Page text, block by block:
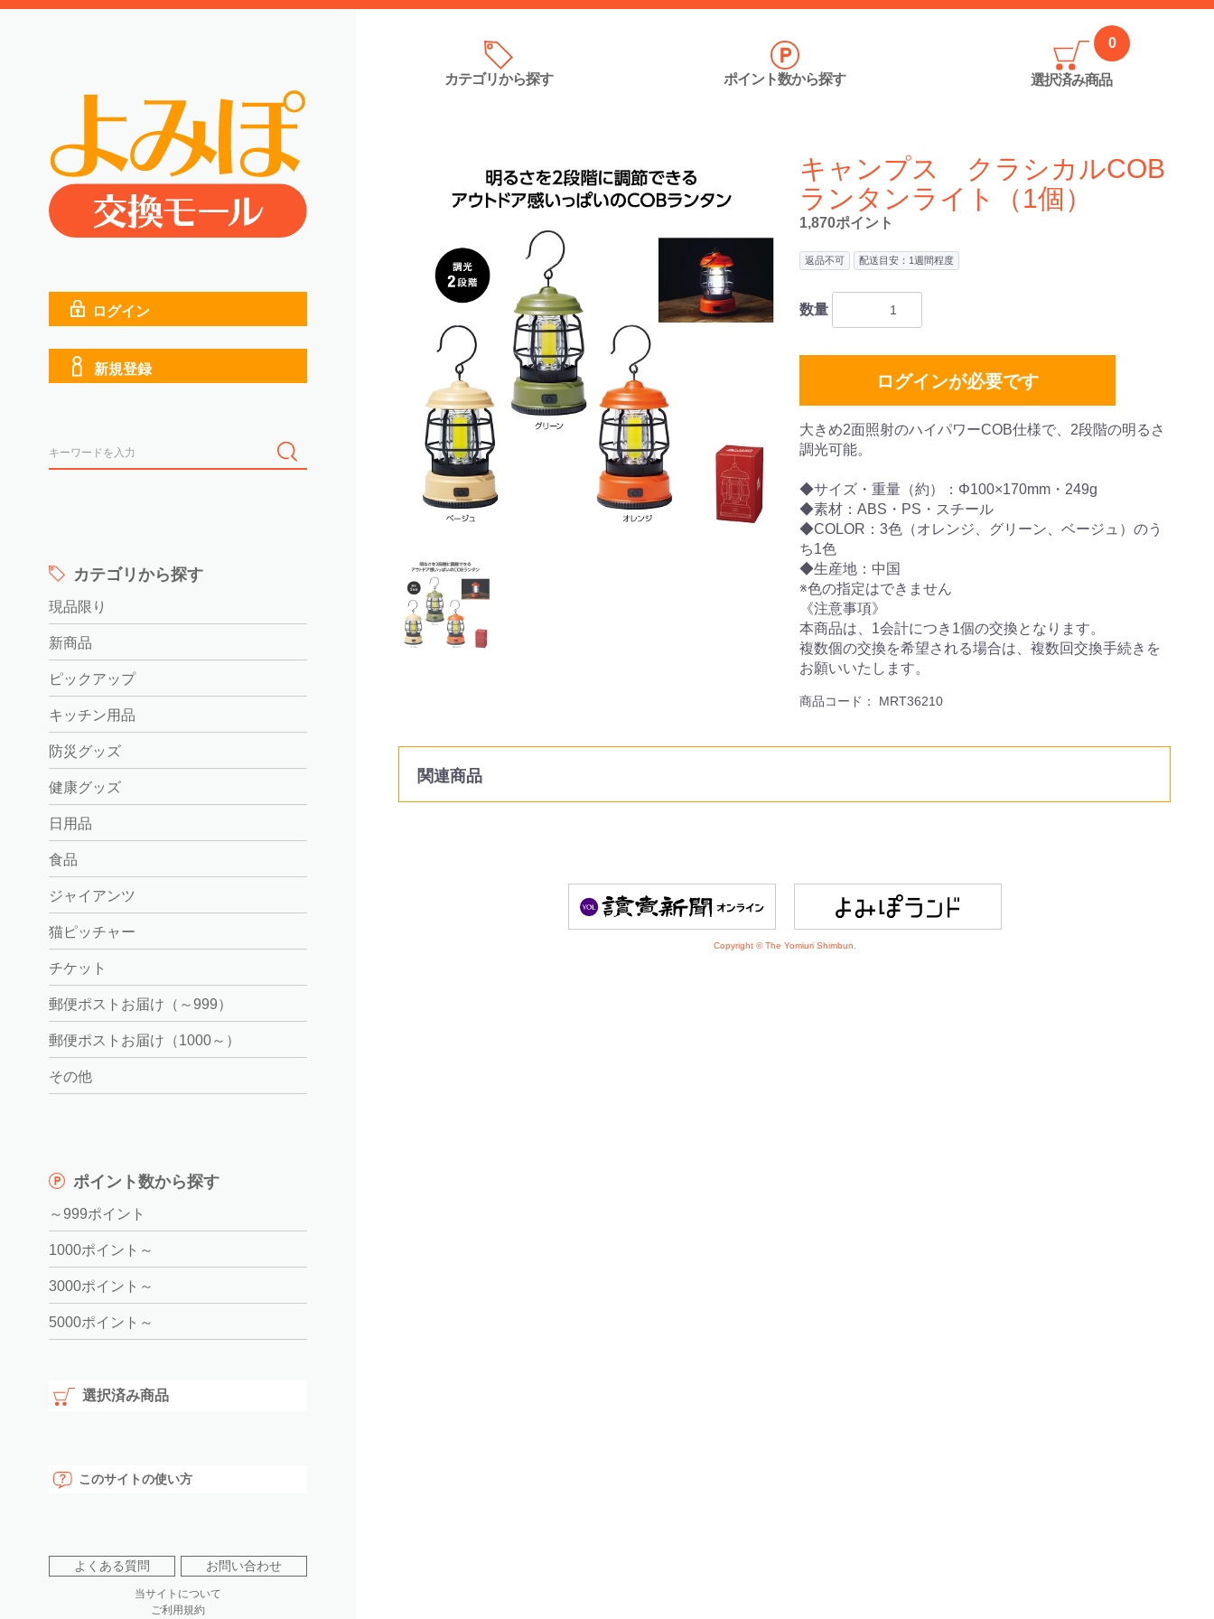
ログイン
新規登録
カテゴリから探す
現品限り
新商品
ピックアップ
キッチン用品
防災グッズ
健康グッズ
日用品
食品
ジャイアンツ
猫ピッチャー
チケット
郵便ポストお届け（～999）
郵便ポストお届け（1000～）
その他
ポイント数から探す
～999ポイント
1000ポイント～
3000ポイント～
5000ポイント～
選択済み商品
このサイトの使い方
よくある質問 お問い合わせ
当サイトについて
ご利用規約
キャンプス クラシカルCOB
ランタンライト（1個）
1,870ポイント
返品不可 配送目安：1週間程度
数量
ログインが必要です
大きめ2面照射のハイパワーCOB仕様で、2段階の明るさ
調光可能。
◆サイズ・重量（約）：Φ100×170mm・249g
◆素材：ABS・PS・スチール
◆COLOR：3色（オレンジ、グリーン、ベージュ）のう
ち1色
◆生産地：中国
※色の指定はできません
《注意事項》
本商品は、1会計につき1個の交換となります。
複数個の交換を希望される場合は、複数回交換手続きを
お願いいたします。
商品コード： MRT36210
カテゴリから探す ポイント数から探す
0
選択済み商品
Copyright © The Yomiuri Shimbun.